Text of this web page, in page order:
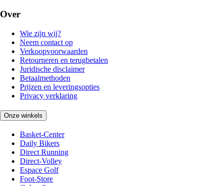
Over
Wie zijn wij?
Neem contact op
Verkoopvoorwaarden
Retourneren en terugbetalen
Juridische disclaimer
Betaalmethoden
Prijzen en leveringsopties
Privacy verklaring
Onze winkels
Basket-Center
Daily Bikers
Direct Running
Direct-Volley
Espace Golf
Foot-Store